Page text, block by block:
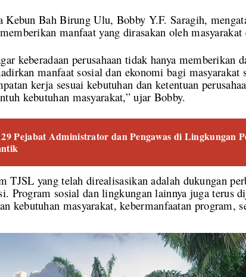
Kebun Bah Birung Ulu, Bobby Y.F. Saragih,
manfaat yang dirasakan oleh
keberadaan perusahaan tidak hanya memberikan
manfaat sosial dan ekonomi bagi masyarakat
kerja sesuai kebutuhan dan ketentuan
kebutuhan masyarakat,” ujar Bobby.
Pejabat Administrator dan Pengawas di Lingkungan
TJSL yang telah direalisasikan adalah dukungan
Program sosial dan lingkungan lainnya juga terus
kebutuhan masyarakat, kebermanfaatan program,